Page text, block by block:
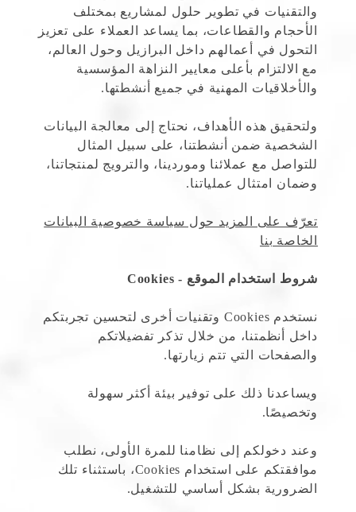
والتقنيات في تطوير حلول لمشاريع بمختلف
الأحجام والقطاعات، بما يساعد العملاء على تعزيز
التحول في أعمالهم داخل البرازيل وحول العالم،
مع الالتزام بأعلى معايير النزاهة المؤسسية
والأخلاقيات المهنية في جميع أنشطتها.
ولتحقيق هذه الأهداف، نحتاج إلى معالجة البيانات
الشخصية ضمن أنشطتنا، على سبيل المثال
للتواصل مع عملائنا وموردينا، والترويج لمنتجاتنا،
وضمان امتثال عملياتنا.
تعرّف على المزيد حول سياسة خصوصية البيانات
الخاصة بنا
شروط استخدام الموقع - Cookies
نستخدم Cookies وتقنيات أخرى لتحسين تجربتكم
داخل أنظمتنا، من خلال تذكر تفضيلاتكم
والصفحات التي تتم زيارتها.
ويساعدنا ذلك على توفير بيئة أكثر سهولة
وتخصيصًا.
وعند دخولكم إلى نظامنا للمرة الأولى، نطلب
موافقتكم على استخدام Cookies، باستثناء تلك
الضرورية بشكل أساسي للتشغيل.